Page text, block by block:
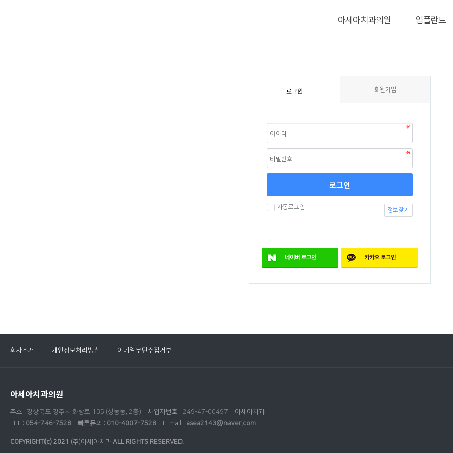
아세아치과의원 임플란트
로그인 회원가입
로그인
자동로그인 정보찾기
네이버 로그인 카카오로그인
회사소개 개인정보처리방침 이메일무단수집거부
아세아치과의원
주소 : 경상북도 경주시 화랑로 135 (성동동, 2층) 사업자번호 : 249-47-00497
아세아치과
TEL : 054-746-7528 빠른문의 : 010-4007-7528 E-mail : asea2143@naver.com
COPYRIGHT(c) 2021 (주)아세아치과 ALL RIGHTS RESERVED.